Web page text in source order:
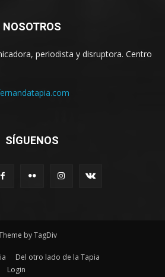
NOSOTROS
periodista y disruptora. Centro
SÍGUENOS
by TagDiv
Del otro lado de la Tapia
Login